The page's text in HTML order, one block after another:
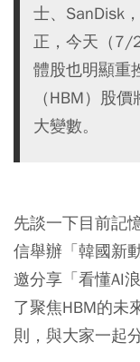
士、SanDisk
正，今天（7/
體股也明顯重
（HBM）股
大變數。
先談一下目前記
信舉辦「韓國新
邀分享「看懂AI
了聚焦HBM的未
則，與大家一起